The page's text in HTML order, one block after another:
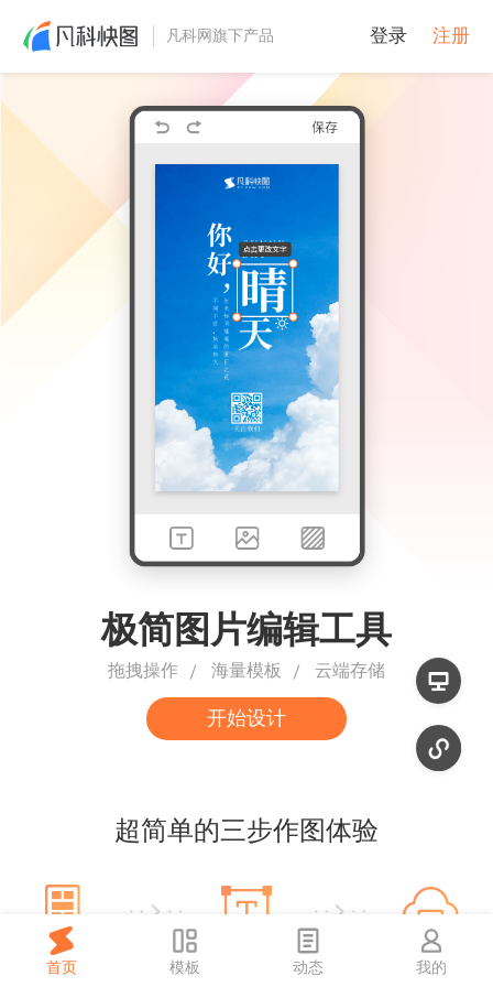
凡科网旗下产品 登录 注册
极简图片编辑工具
拖拽操作 海量模板 云端存储
开始设计
超简单的三步作图体验
选择模板 下载图片
首页 模板 动态 我的